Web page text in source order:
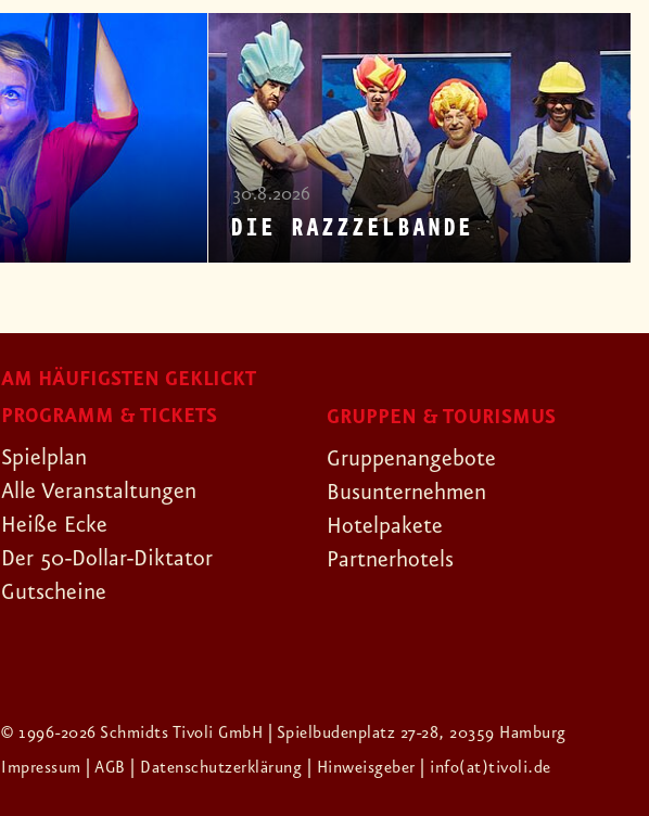
30.8.2026
DIE RAZZZELBANDE
AM HÄUFIGSTEN GEKLICKT
PROGRAMM & TICKETS
Spielplan
Alle Veranstaltungen
Heiße Ecke
Der 50-Dollar-Diktator
Gutscheine
GRUPPEN & TOURISMUS
Gruppenangebote
Busunternehmen
Hotelpakete
Partnerhotels
© 1996-2026 Schmidts Tivoli GmbH | Spielbudenplatz 27-28, 20359 Hamburg
Impressum
| AGB | Datenschutzerklärung | Hinweisgeber | info(at)tivoli.de